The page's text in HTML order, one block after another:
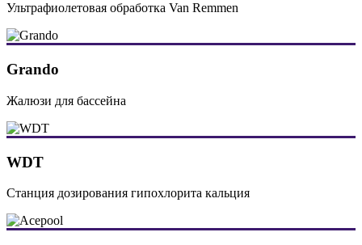
Ультрафиолетовая обработка Van Remmen
Grando
Жалюзи для бассейна
WDT
Станция дозирования гипохлорита кальция